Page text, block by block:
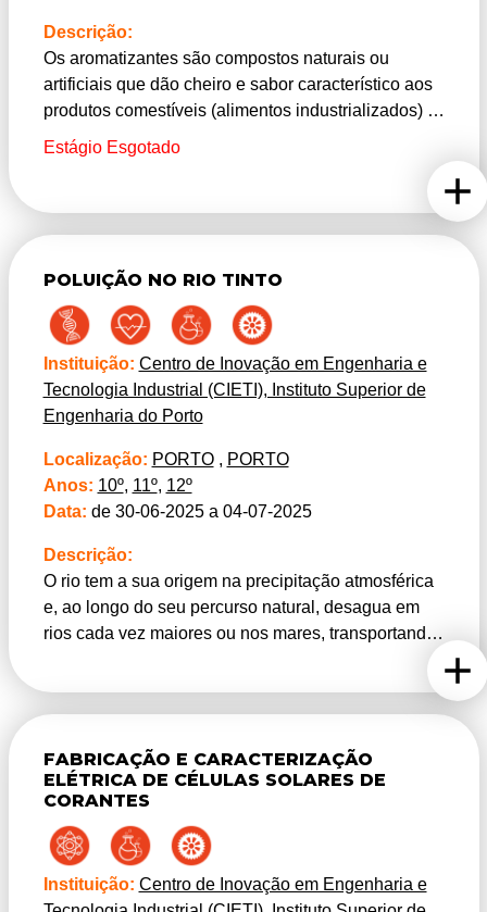
Descrição:
Os aromatizantes são compostos naturais ou
artificiais que dão cheiro e sabor característico aos
produtos comestíveis (alimentos industrializados) e
odor aos produtos não comestíveis (cosméticos,
aromatizador de ambientes, etc.). Os aromas estão
por isso são criados de modo a valorizar e a
personalizar cada um dos produtos a desenvolver.
O processo criativo de um aroma envolve
tecnologia, investigação, conhecimento científico,
mas acima de tudo sensibilidade.
Os ésteres são substâncias orgânicas
frequentemente encontradas na natureza, e
desempenham um papel importante na indústria
farmacêutica, de perfumes, de polímeros, de
cosméticos e estão presentes na composição de
produtos alimentícios para realçar e imitar sabores
e aromas.
Neste estágio científico, propomos-te que
descubras novos aspetos ligados ao uso e
investigação de aromas. Poderás trabalhar nos
nossos laboratórios e descobrir por ti mesmo que a
Estágio Esgotado
POLUIÇÃO NO RIO TINTO
Instituição: Centro de Inovação em Engenharia e
Tecnologia Industrial (CIETI), Instituto Superior de
Engenharia do Porto
Localização: PORTO, PORTO
Anos: 10º, 11º, 12º
Data: de 30-06-2025 a 04-07-2025
Descrição:
O rio tem a sua origem na precipitação atmosférica
e, ao longo do seu percurso natural, desagua em
rios cada vez maiores ou nos mares, transportando
fatores, determinam a composição da fauna e flora
Os detritos naturais de origem antropogénica,
ocorrem naturalmente no seio das comunidades
materiais, como os pesticidas de síntese ou os
plásticos, e pela lenta velocidade de reintegração
na natureza – poluentes. A consequência inevitável
FABRICAÇÃO E CARACTERIZAÇÃO
ELÉTRICA DE CÉLULAS SOLARES DE
CORANTES
Instituição: Centro de Inovação em Engenharia e